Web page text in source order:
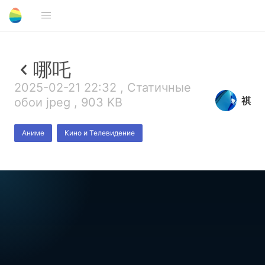
哪吒
2025-02-21 22:32 , Статичные
обои jpeg , 903 KB
Аниме Кино и Телевидение
祺